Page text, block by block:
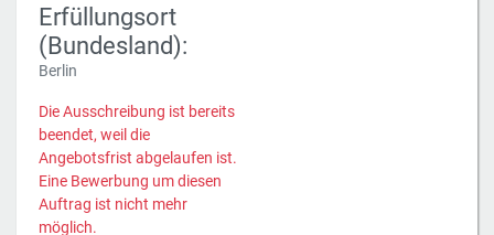
Erfüllungsort
(Bundesland):
Berlin
Die Ausschreibung ist bereits
beendet, weil die
Angebotsfrist abgelaufen ist.
Eine Bewerbung um diesen
Auftrag ist nicht mehr
möglich.